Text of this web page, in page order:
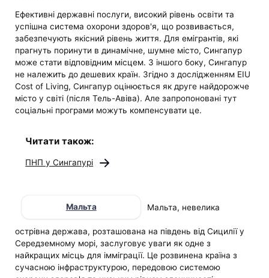
Ефективні державні послуги, високий рівень освіти та
успішна система охорони здоров'я, що розвивається,
забезпечують якісний рівень життя. Для емігрантів, які
прагнуть поринути в динамічне, шумне місто, Сингапур
може стати відповідним місцем. З іншого боку, Сингапур
не належить до дешевих країн. Згідно з дослідженням EIU
Cost of Living, Сингапур оцінюється як друге найдорожче
місто у світі (після Тель-Авіва). Але запропоновані тут
соціальні програми можуть компенсувати це.
Читати також:
ПНП у Сингапурі
Мальта Мальта, невелика
острівна держава, розташована на південь від Сицилії у
Середземному морі, заслуговує уваги як одне з
найкращих місць для імміграції. Це розвинена країна з
сучасною інфраструктурою, передовою системою